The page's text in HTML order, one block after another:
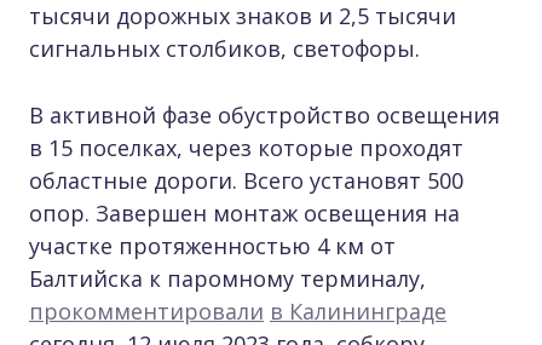
тысячи дорожных знаков и 2,5 тысячи
сигнальных столбиков, светофоры.
В активной фазе обустройство освещения
в 15 поселках, через которые проходят
областные дороги. Всего установят 500
опор. Завершен монтаж освещения на
участке протяженностью 4 км от
Балтийска к паромному терминалу,
прокомментировали в Калининграде